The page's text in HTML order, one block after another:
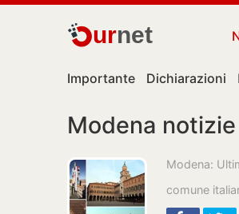
urnet
Importante Dichiarazioni
Modena notizie
Modena:
comune